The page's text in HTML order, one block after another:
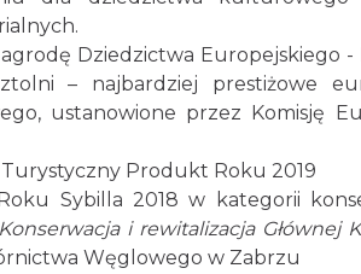
Dziedzictwa Europejskiego -
– najbardziej prestiżowe
ustanowione przez Komisję
Turystyczny Produkt Roku 2019
Sybilla 2018 w kategorii
Konserwacja i rewitalizacja Głównej
Węglowego w Zabrzu